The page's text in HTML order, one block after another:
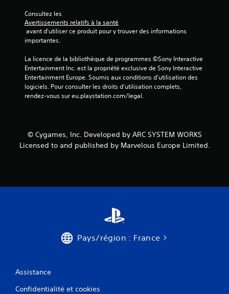
Consultez les
Avertissements relatifs à la santé
importantes.
La licence de la bibliothèque de programmes ©Sony Interactive
Entertainment Inc. est la propriété exclusive de Sony Interactive
Entertainment Europe. Soumis aux conditions d’utilisation des
logiciels. Pour consulter les droits d’utilisation complets,
rendez-vous sur eu.playstation.com/legal.
© Cygames, Inc. Developed by ARC SYSTEM WORKS
Licensed to and published by Marvelous Europe Limited.
Pays/région : France
Assistance
Confidentialité et cookies